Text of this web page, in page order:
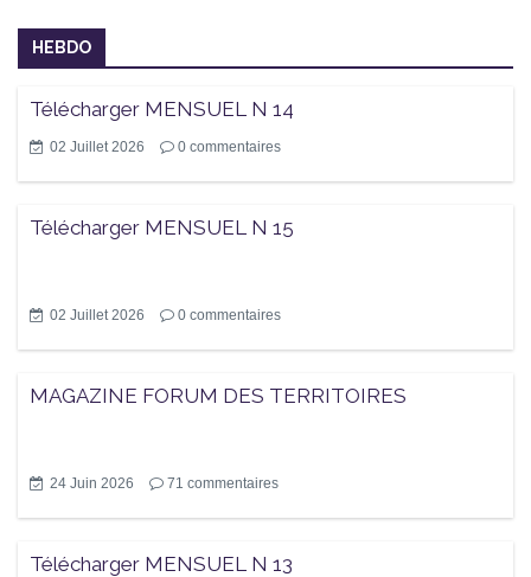
HEBDO
Télécharger MENSUEL N 14
02 Juillet 2026 0 commentaires
Télécharger MENSUEL N 15
02 Juillet 2026 0 commentaires
MAGAZINE FORUM DES TERRITOIRES
24 Juin 2026 71 commentaires
Télécharger MENSUEL N 13